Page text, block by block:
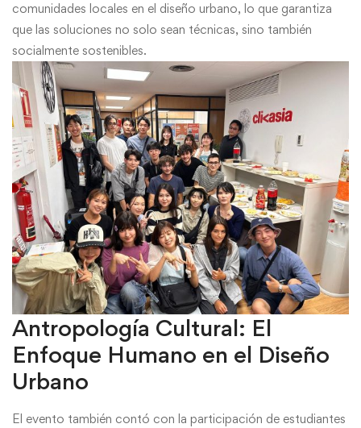
comunidades locales en el diseño urbano, lo que garantiza
que las soluciones no solo sean técnicas, sino también
socialmente sostenibles.
Antropología Cultural: El
Enfoque Humano en el Diseño
Urbano
El evento también contó con la participación de estudiantes